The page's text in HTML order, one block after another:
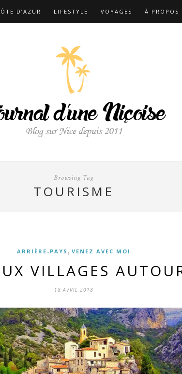
D’AZUR LIFESTYLE VOYAGES À PROPOS
Browsing Tag
TOURISME
ARRIÈRE-PAYS , VENEZ AVEC MOI
VILLAGES
18 AVRIL 2018